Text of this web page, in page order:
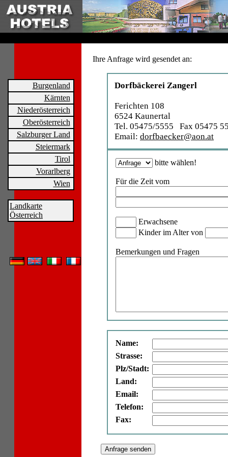
Burgenland
Kärnten
Niederösterreich
Oberösterreich
Salzburger Land
Steiermark
Tirol
Vorarlberg
Wien
Landkarte
Österreich
Ihre Anfrage wird gesendet an:
Dorfbäckerei Zangerl
Ferichten 108
6524 Kaunertal
Tel. 05475/5555 Fax 05475
Email: dorfbaecker@aon.at
bitte wählen!
Für die Zeit vom
Erwachsene
Kinder im Alter von
Bemerkungen und Fragen
Name:
Strasse:
Plz/Stadt:
Land:
Email:
Telefon:
Fax: